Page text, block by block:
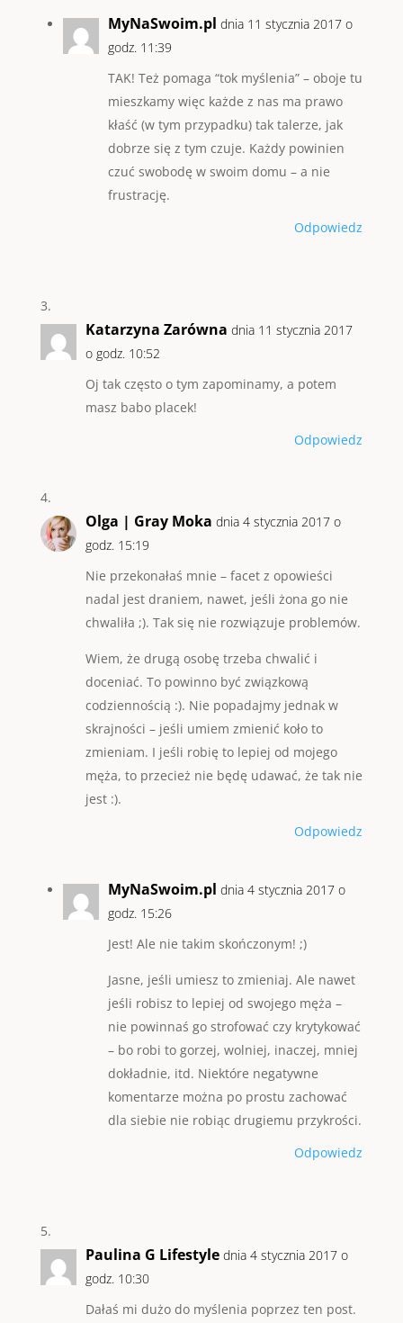
MyNaSwoim.pl dnia 11 stycznia 2017 o
godz. 11:39
TAK! Też pomaga “tok myślenia” – oboje tu
mieszkamy więc każde z nas ma prawo
kłaść (w tym przypadku) tak talerze, jak
dobrze się z tym czuje. Każdy powinien
czuć swobodę w swoim domu – a nie
frustrację.
Odpowiedz
Katarzyna Zarówna dnia 11 stycznia 2017
o godz. 10:52
Oj tak często o tym zapominamy, a potem
masz babo placek!
Odpowiedz
Olga | Gray Moka dnia 4 stycznia 2017 o
godz. 15:19
Nie przekonałaś mnie – facet z opowieści
nadal jest draniem, nawet, jeśli żona go nie
chwaliła ;). Tak się nie rozwiązuje problemów.
Wiem, że drugą osobę trzeba chwalić i
doceniać. To powinno być związkową
codziennością :). Nie popadajmy jednak w
skrajności – jeśli umiem zmienić koło to
zmieniam. I jeśli robię to lepiej od mojego
męża, to przecież nie będę udawać, że tak nie
jest :).
Odpowiedz
MyNaSwoim.pl dnia 4 stycznia 2017 o
godz. 15:26
Jest! Ale nie takim skończonym! ;)
Jasne, jeśli umiesz to zmieniaj. Ale nawet
jeśli robisz to lepiej od swojego męża –
nie powinnaś go strofować czy krytykować
– bo robi to gorzej, wolniej, inaczej, mniej
dokładnie, itd. Niektóre negatywne
komentarze można po prostu zachować
dla siebie nie robiąc drugiemu przykrości.
Odpowiedz
Paulina G Lifestyle dnia 4 stycznia 2017 o
godz. 10:30
Dałaś mi dużo do myślenia poprzez ten post.